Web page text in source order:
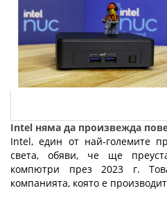
Intel няма да произвежда
Intel, един от най-големите
света, обяви, че ще
компютри през 2023 г.
компанията, която е